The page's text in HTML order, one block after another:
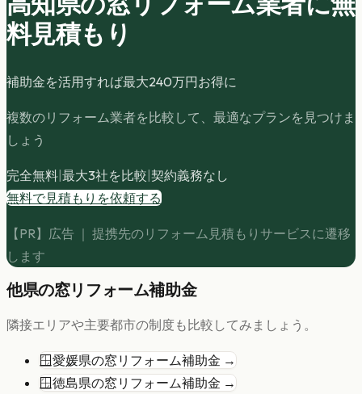
料見積もり
補助金を活用すれば最大240万円お得に
複数のリフォーム業者を比較して、最適なプランを見つけま
しょう
完全無料|最大3社を比較|契約義務なし
無料で見積もりを依頼する
【PR】広告 ｜ 提携先のリフォーム見積もりサービスに遷移
します
他県の窓リフォーム補助金
隣接エリアや主要都市の制度も比較してみましょう。
🪟愛媛県の窓リフォーム補助金 →
🪟徳島県の窓リフォーム補助金 →